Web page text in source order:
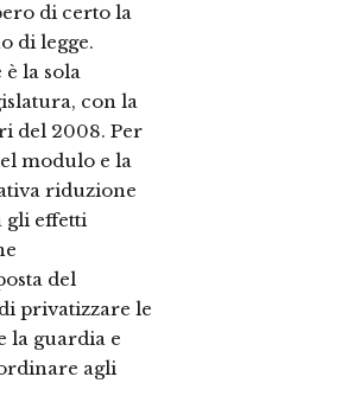
di certo la
di legge.
la sola
con la
del 2008. Per
modulo e la
riduzione
gli effetti
del
privatizzare le
la guardia e
agli